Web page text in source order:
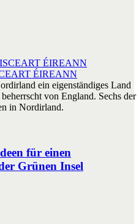
ÉIREANN
ein eigenständiges Land
von England. Sechs der
in Nordirland.
für einen
Grünen Insel